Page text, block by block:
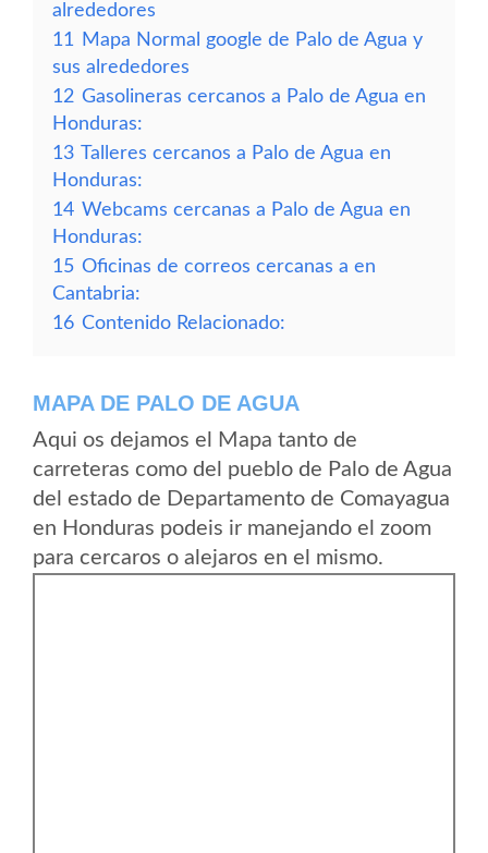
alrededores
11
Mapa Normal google de Palo de Agua y
sus alrededores
12 Gasolineras cercanos a Palo de Agua en
Honduras:
13 Talleres cercanos a Palo de Agua en
Honduras:
14 Webcams cercanas a Palo de Agua en
Honduras:
15 Oficinas de correos cercanas a en
Cantabria:
16 Contenido Relacionado:
MAPA DE PALO DE AGUA
Aqui os dejamos el Mapa tanto de
carreteras como del pueblo de Palo de Agua
del estado de Departamento de Comayagua
en Honduras podeis ir manejando el zoom
para cercaros o alejaros en el mismo.